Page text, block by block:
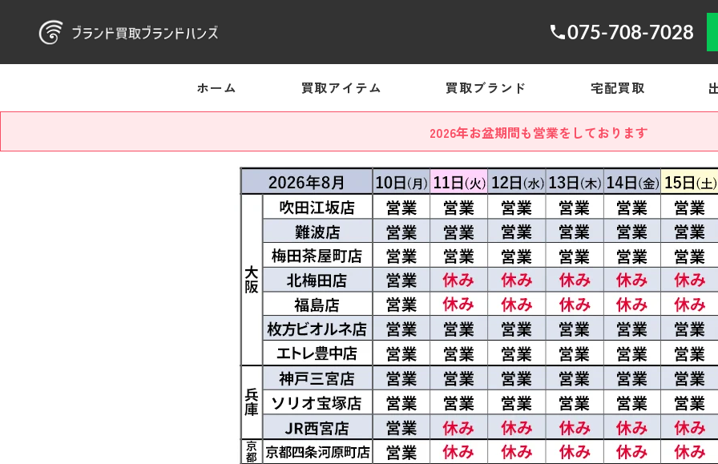
075-708-7028
ホーム 買取アイテム 買取ブランド 宅配買取
2026年お盆期間も営業をしております